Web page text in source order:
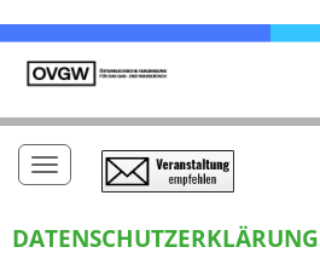
Toggle navigation